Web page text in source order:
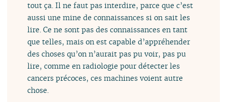
tout ça. Il ne faut pas interdire, parce que c’est
aussi une mine de connaissances si on sait les
lire. Ce ne sont pas des connaissances en tant
que telles, mais on est capable d’appréhender
des choses qu’on n’aurait pas pu voir, pas pu
lire, comme en radiologie pour détecter les
cancers précoces, ces machines voient autre
chose.